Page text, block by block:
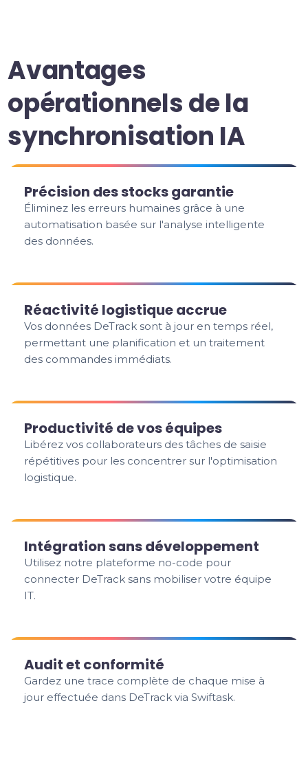
Avantages
opérationnels de la
synchronisation IA
Précision des stocks garantie
Éliminez les erreurs humaines grâce à une
automatisation basée sur l'analyse intelligente
des données.
Réactivité logistique accrue
Vos données DeTrack sont à jour en temps réel,
permettant une planification et un traitement
des commandes immédiats.
Productivité de vos équipes
Libérez vos collaborateurs des tâches de saisie
répétitives pour les concentrer sur l'optimisation
logistique.
Intégration sans développement
Utilisez notre plateforme no-code pour
connecter DeTrack sans mobiliser votre équipe
IT.
Audit et conformité
Gardez une trace complète de chaque mise à
jour effectuée dans DeTrack via Swiftask.